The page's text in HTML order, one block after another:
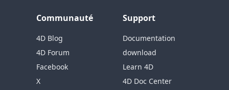
Communauté
4D Blog
4D Forum
Facebook
X
Support
Documentation
download
Learn 4D
4D Doc Center